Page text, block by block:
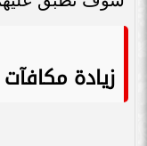
زيادة